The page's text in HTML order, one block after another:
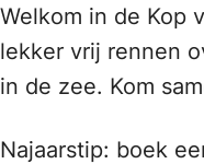
Welkom in de Kop
lekker vrij rennen
in de zee. Kom
Najaarstip: boek